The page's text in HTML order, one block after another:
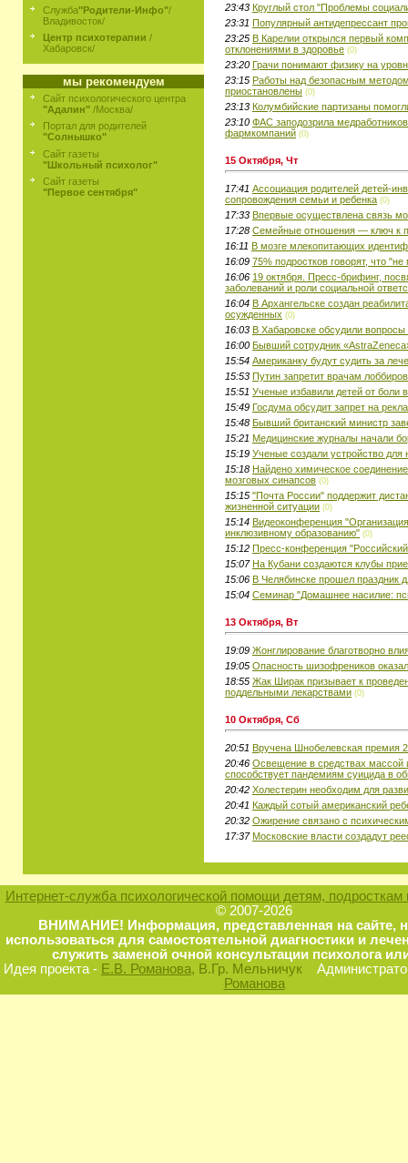
Служба"Родители-Инфо"/
Владивосток/
Центр психотерапии /
Хабаровск/
мы рекомендуем
Сайт психологического центра
"Адалин" /Москва/
Портал для родителей
"Солнышко"
Сайт газеты
"Школьный психолог"
Сайт газеты
"Первое сентября"
23:43 Круглый стол "Проблемы
23:31 Популярный антидепрессант
23:25 В Карелии открылся первый
отклонениями в здоровье (0)
23:20 Грачи понимают физику на
23:15 Работы над безопасным
приостановлены (0)
23:13 Колумбийские партизаны
23:10 ФАС заподозрила
фармкомпаний (0)
15 Октября, Чт
17:41 Ассоциация родителей детей-
сопровождения семьи и ребенка (0)
17:33 Впервые осуществлена связь
17:28 Семейные отношения — ключ к
16:11 В мозге млекопитающих
16:09 75% подростков говорят, что
16:06 19 октября. Пресс-брифинг,
заболеваний и роли социальной
16:04 В Архангельске создан
осужденных (0)
16:03 В Хабаровске обсудили
16:00 Бывший сотрудник
15:54 Американку будут судить за
15:53 Путин запретит врачам
15:51 Ученые избавили детей от
15:49 Госдума обсудит запрет на
15:48 Бывший британский министр
15:21 Медицинские журналы начали
15:19 Ученые создали устройство
15:18 Найдено химическое
мозговых синапсов (0)
15:15 "Почта России" поддержит
жизненной ситуации (0)
15:14 Видеоконференция
инклюзивному образованию" (0)
15:12 Пресс-конференция
15:07 На Кубани создаются клубы
15:06 В Челябинске прошел праздник
15:04 Семинар "Домашнее насилие:
13 Октября, Вт
19:09 Жонглирование благотворно
19:05 Опасность шизофреников
18:55 Жак Ширак призывает к
поддельными лекарствами (0)
10 Октября, Сб
20:51 Вручена Шнобелевская премия
20:46 Освещение в средствах массой
способствует пандемиям суицида в
20:42 Холестерин необходим для
20:41 Каждый сотый американский
20:32 Ожирение связано с
17:37 Московские власти создадут
Интернет-служба психологической помощи детям, подросткам
© 2007-2026
ВНИМАНИЕ! Информация, представленная на сайте,
использоваться для самостоятельной диагностики и
служить заменой очной консультации психолога
Идея проекта - Е.В. Романова, В.Гр. Мельничук
Романова